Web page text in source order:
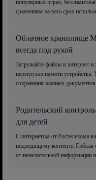
популярных играх,
сражениям на весь срок
Облачное хранилище
всегда под рукой
Загружайте файлы в интернет и
перегрузки памяти
сохранения важных
Родительский
для детей
С интернетом от Ростелекома
подходящему контенту. Гибкая
от нежелательной информации